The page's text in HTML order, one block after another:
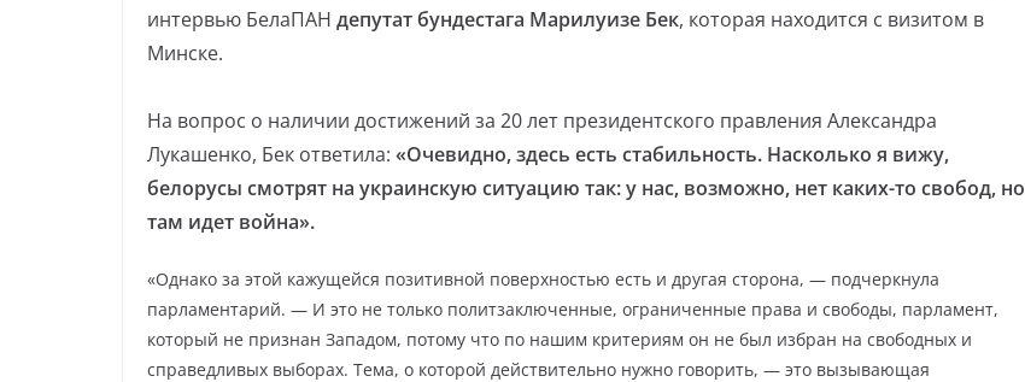
интервью БелаПАН депутат бундестага Марилуизе Бек, которая находится с визитом в
Минске.
На вопрос о наличии достижений за 20 лет президентского правления Александра
Лукашенко, Бек ответила: «Очевидно, здесь есть стабильность. Насколько я вижу,
белорусы смотрят на украинскую ситуацию так: у нас, возможно, нет каких-то свобод, но
там идет война».
«Однако за этой кажущейся позитивной поверхностью есть и другая сторона, — подчеркнула
парламентарий. — И это не только политзаключенные, ограниченные права и свободы, парламент,
который не признан Западом, потому что по нашим критериям он не был избран на свободных и
справедливых выборах. Тема, о которой действительно нужно говорить, — это вызывающая